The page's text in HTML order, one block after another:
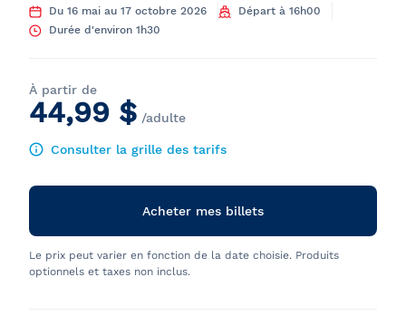
Du 16 mai au 17 octobre 2026
Départ à 16h00
Durée d'environ 1h30
À partir de
44,99 $ /adulte
Consulter la grille des tarifs
Acheter mes billets
Le prix peut varier en fonction de la date choisie. Produits
optionnels et taxes non inclus.